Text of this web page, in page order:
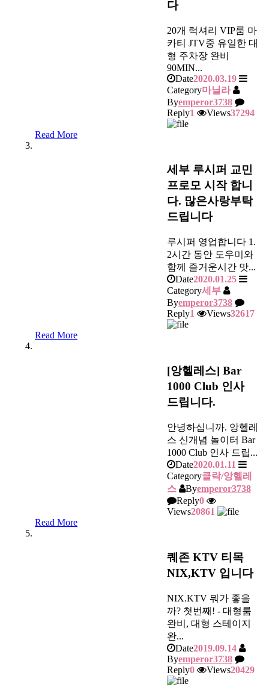
다
20개 럭셔리 VIP룸 마
카티 JTV중 유일한 대
형 주차장 완비
90MIN...
Date2020.03.19
Category마닐라
Byemperor3738
Reply1 Views37294
Read More
세부 루시퍼 교민
프로모 시작 합니
다. 많은사랑부탁
드립니다
루시퍼 영업합니다 1.
2시간 동안 도우미와
함께 즐거운시간 맛...
Date2020.01.25
Category세부
Byemperor3738
Reply1 Views32617
Read More
[앙헬레스] Bar
1000 Club 인사
드립니다.
안녕하십니까. 앙헬레
스 신개념 놀이터 Bar
1000 Club 인사 드립...
Date2020.01.11
Category클락/앙헬레
스
Byemperor3738
Reply0
Views20861
Read More
퀘존 KTV 티목
NIX,KTV 입니다
NIX.KTV 뭐가 좋을
까? 첫번째! - 대형룸
완비, 대형 스테이지
완...
Date2019.09.14
Byemperor3738
Reply0 Views20429